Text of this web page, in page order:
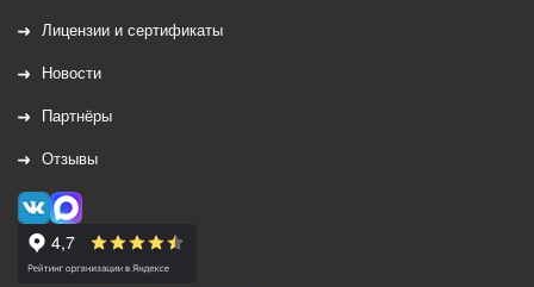
Лицензии и сертификаты
Новости
Партнёры
Отзывы